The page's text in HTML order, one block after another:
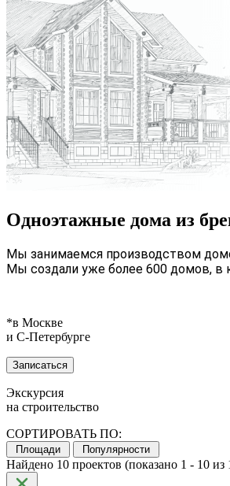
Одноэтажные дома из
Мы занимаемся производством
Мы создали уже более 600 домов, в
*в Москве
и С‑Петербурге
Записаться
Экскурсия
на строительство
СОРТИРОВАТЬ ПО:
Площади Популярности
Найдено 10 проектов (показано 1 - 10 из